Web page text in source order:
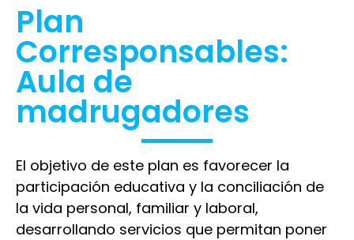
Plan
Corresponsables:
Aula de
madrugadores
El objetivo de este plan es favorecer la
participación educativa y la conciliación de
la vida personal, familiar y laboral,
desarrollando servicios que permitan poner